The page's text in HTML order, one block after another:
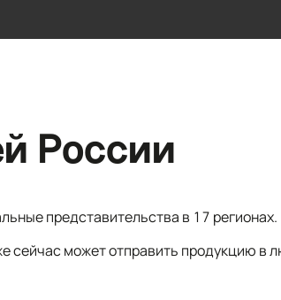
России
представительства в 17 регионах.
сейчас может отправить продукцию в